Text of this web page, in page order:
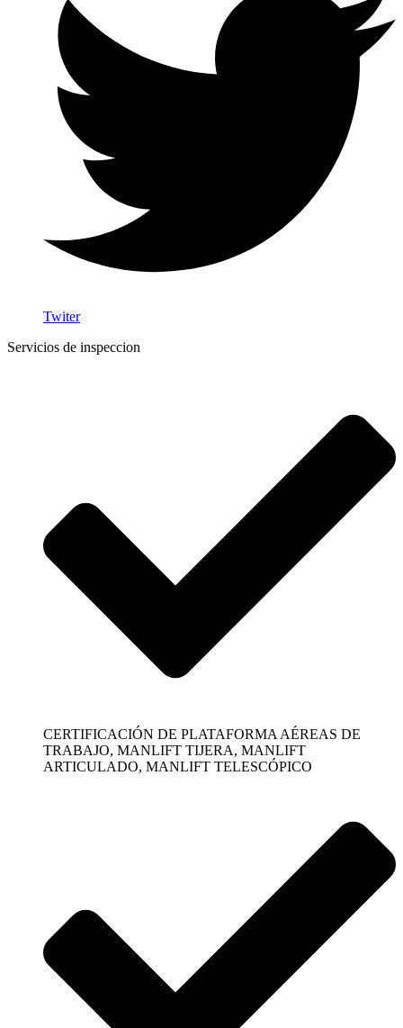
Twiter
Servicios de inspeccion
CERTIFICACIÓN DE PLATAFORMA AÉREAS DE
TRABAJO, MANLIFT TIJERA, MANLIFT
ARTICULADO, MANLIFT TELESCÓPICO